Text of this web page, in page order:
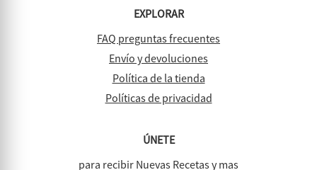
EXPLORAR
FAQ preguntas frecuentes
Envío y devoluciones
Política de la tienda
Políticas de privacidad
ÚNETE
para recibir Nuevas Recetas y mas